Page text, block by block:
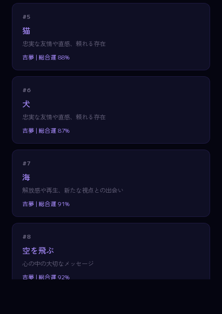
#5
猫
忠実な友情や直感、頼れる存在
吉夢 | 総合運 88%
#6
犬
忠実な友情や直感、頼れる存在
吉夢 | 総合運 87%
#7
海
解放感や再生、新たな視点との出会い
吉夢 | 総合運 91%
#8
空を飛ぶ
心の中の大切なメッセージ
吉夢 | 総合運 92%